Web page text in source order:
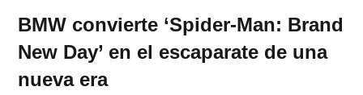
BMW convierte ‘Spider-Man: Brand
New Day’ en el escaparate de una
nueva era